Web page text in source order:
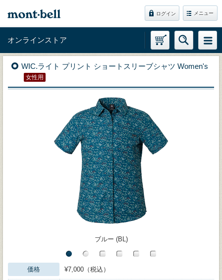
ログイン メニュー
オンラインストア
WIC.ライト プリント ショートスリーブシャツ Women's
女性用
ブルー (BL)
価格 ¥7,000（税込）